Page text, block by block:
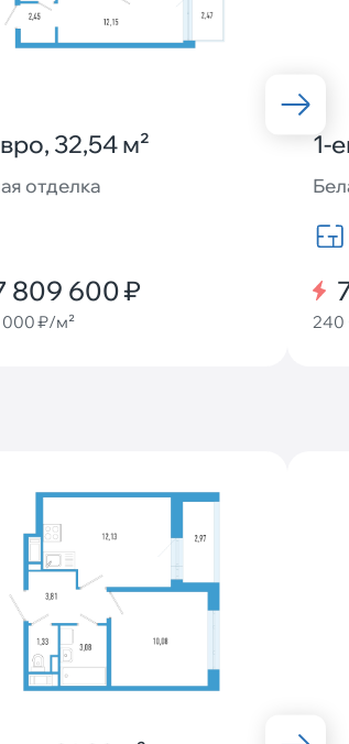
32,54 м²
отделка
809 600 ₽
₽/м²
1-
240